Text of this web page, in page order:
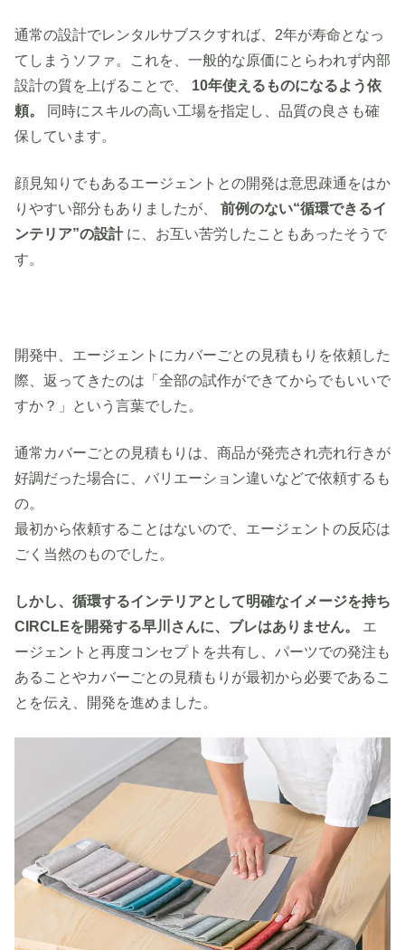
通常の設計でレンタルサブスクすれば、2年が寿命となっ
てしまうソファ。これを、一般的な原価にとらわれず内部
設計の質を上げることで、 10年使えるものになるよう依
頼。
同時にスキルの高い工場を指定し、品質の良さも確
保しています。
顔見知りでもあるエージェントとの開発は意思疎通をはか
りやすい部分もありましたが、 前例のない“循環できるイ
ンテリア”の設計 に、お互い苦労したこともあったそうで
す。
開発中、エージェントにカバーごとの見積もりを依頼した
際、返ってきたのは「全部の試作ができてからでもいいで
すか？」という言葉でした。
通常カバーごとの見積もりは、商品が発売され売れ行きが
好調だった場合に、バリエーション違いなどで依頼するも
の。
最初から依頼することはないので、エージェントの反応は
ごく当然のものでした。
しかし、循環するインテリアとして明確なイメージを持ち
CIRCLEを開発する早川さんに、ブレはありません。 エ
ージェントと再度コンセプトを共有し、パーツでの発注も
あることやカバーごとの見積もりが最初から必要であるこ
とを伝え、開発を進めました。